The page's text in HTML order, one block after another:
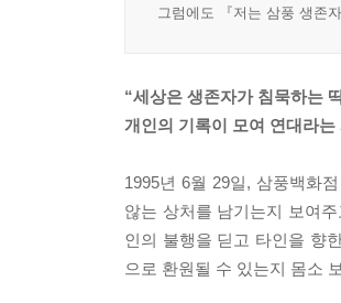
그럼에도 『저는 삼풍 생존
“세상은 생존자가 침묵하는
개인의 기록이 모여 연대라
1995년 6월 29일, 삼풍백화
않는 상처를 남기는지 보여
인의 불행을 딛고 타인을 향
으로 환원될 수 있는지 몸소